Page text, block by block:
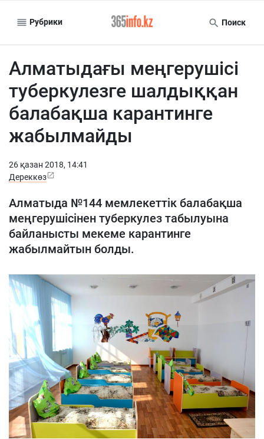
Рубрики Поиск
Алматыдағы меңгерушісі
туберкулезге шалдыққан
балабақша карантинге
жабылмайды
26 қазан 2018, 14:41
Дереккөз
Алматыда №144 мемлекеттік балабақша
меңгерушісінен туберкулез табылуына
байланысты мекеме карантинге
жабылмайтын болды.